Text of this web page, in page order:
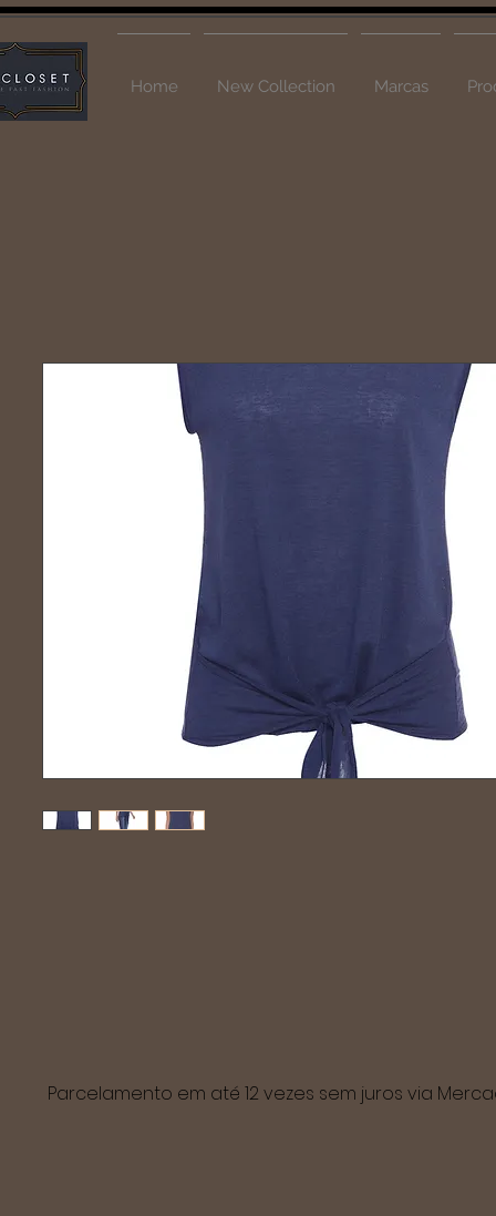
Home New Collection Marcas
Parcelamento em até 12 vezes sem juros via